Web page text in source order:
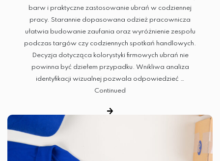
barw i praktyczne zastosowanie ubrań w codziennej
pracy. Starannie dopasowana odzież pracownicza
ułatwia budowanie zaufania oraz wyróżnienie zespołu
podczas targów czy codziennych spotkań handlowych.
Decyzja dotycząca kolorystyki firmowych ubrań nie
powinna być dziełem przypadku. Wnikliwa analiza
identyfikacji wizualnej pozwala odpowiedzieć …
Continued